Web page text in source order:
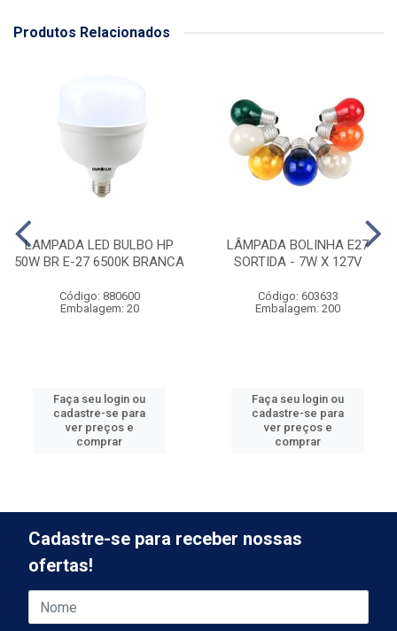
Produtos Relacionados
LAMPADA LED BULBO HP
50W BR E-27 6500K BRANCA
Código: 880600
Embalagem: 20
Faça seu login ou
cadastre-se para
ver preços e
comprar
LÂMPADA BOLINHA E27
SORTIDA - 7W X 127V
Código: 603633
Embalagem: 200
Faça seu login ou
cadastre-se para
ver preços e
comprar
Cadastre-se para receber nossas
ofertas!